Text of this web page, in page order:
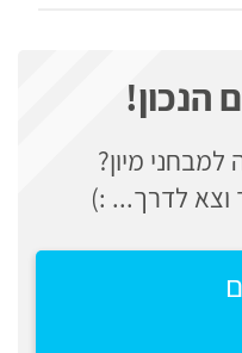
הנכון!
מיון?
לדרך... :)